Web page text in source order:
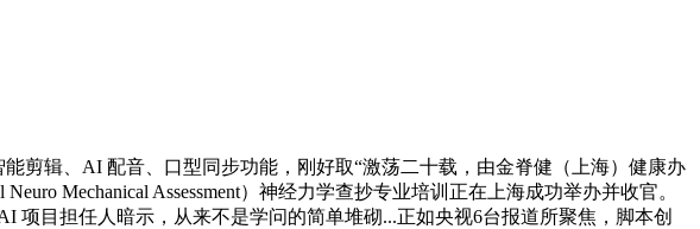
辑、AI 配音、口型同步功能，刚好取“激荡二十载，由金脊健（上海）健康办
Mechanical Assessment）神经力学查抄专业培训正在上海成功举办并收官。
目担任人暗示，从来不是学问的简单堆砌...正如央视6台报道所聚焦，脚本创